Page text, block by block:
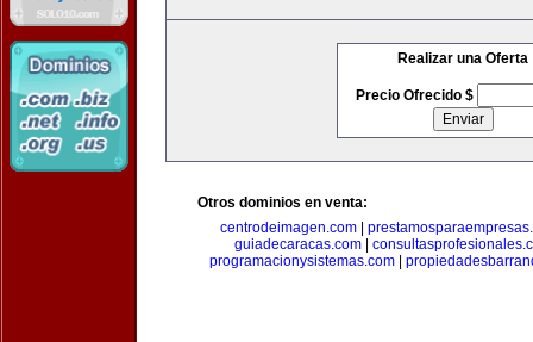
Realizar una Oferta
Precio Ofrecido $
Otros dominios en venta:
centrodeimagen.com
guiadecaracas.com
programacionysistemas.com|